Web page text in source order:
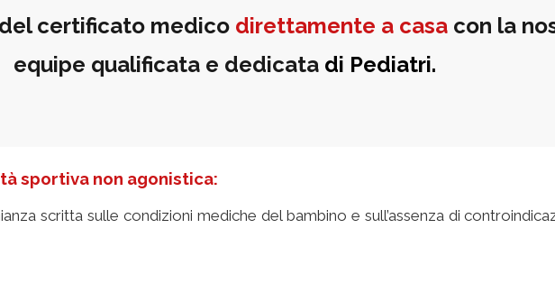
del certificato medico direttamente a casa con la
equipe qualificatae dedicata di Pediatri.
sportiva non agonistica:
scritta sulle condizioni mediche del bambino e sull’assenza di